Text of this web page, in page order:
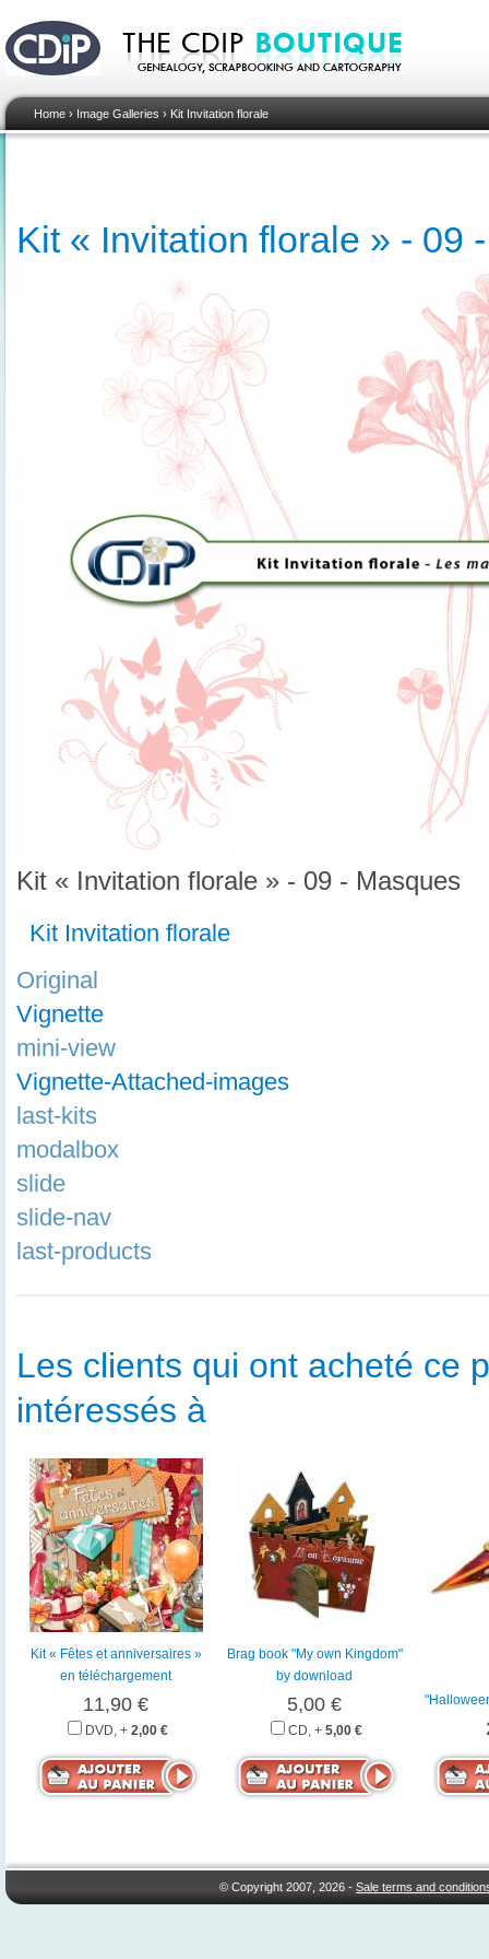
Home › Image Galleries › Kit Invitation florale
Kit « Invitation florale » - 09
Kit « Invitation florale » - 09 - Masques
Kit Invitation florale
Original
Vignette
mini-view
Vignette-Attached-images
last-kits
modalbox
slide
slide-nav
last-products
Les clients qui ont acheté ce
intéressés à
Kit « Fêtes et anniversaires »
en téléchargement
11,90 €
DVD, + 2,00 €
Brag book "My own Kingdom"
by download
5,00 €
CD, + 5,00 €
© Copyright 2007, 2026 -Sale terms and